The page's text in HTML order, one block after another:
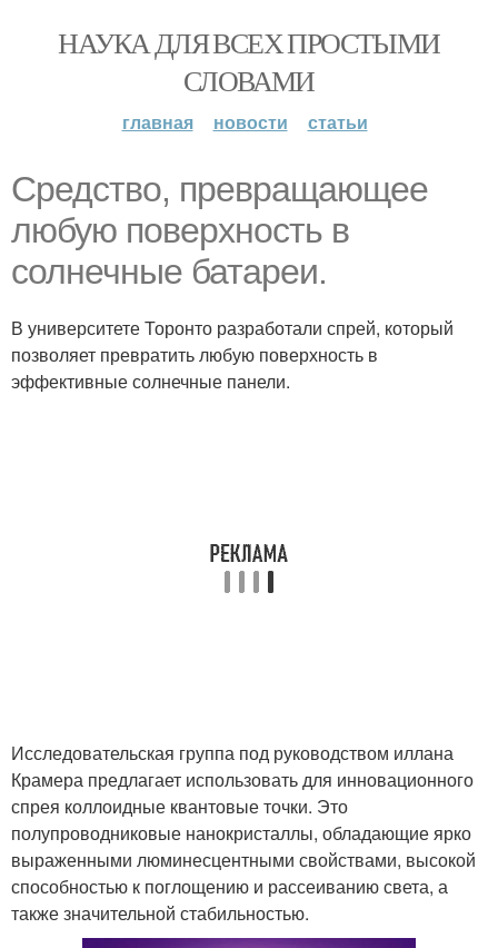
НАУКА ДЛЯ ВСЕХ ПРОСТЫМИ
СЛОВАМИ
главная новости статьи
Средство, превращающее
любую поверхность в
солнечные батареи.
В университете Торонто разработали спрей, который
позволяет превратить любую поверхность в
эффективные солнечные панели.
Исследовательская группа под руководством иллана
Крамера предлагает использовать для инновационного
спрея коллоидные квантовые точки. Это
полупроводниковые нанокристаллы, обладающие ярко
выраженными люминесцентными свойствами, высокой
способностью к поглощению и рассеиванию света, а
также значительной стабильностью.